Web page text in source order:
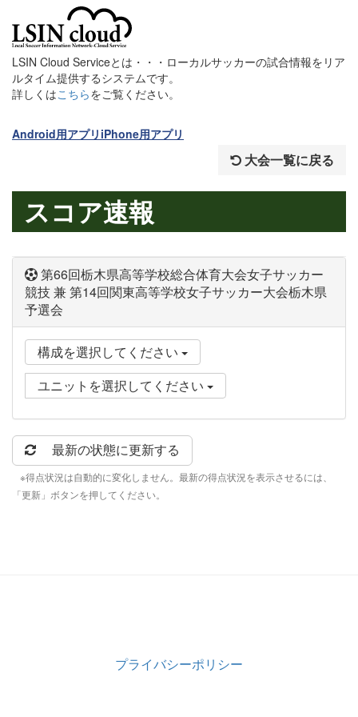
LSIN Cloud Serviceとは・・・ローカルサッカーの試合情報をリア
ルタイム提供するシステムです。
詳しくはこちらをご覧ください。
Android用アプリ iPhone用アプリ
大会一覧に戻る
スコア速報
第66回栃木県高等学校総合体育大会女子サッカー
競技 兼 第14回関東高等学校女子サッカー大会栃木県
予選会
構成を選択してください
ユニットを選択してください
最新の状態に更新する
※得点状況は自動的に変化しません。最新の得点状況を表示させるには、
「更新」ボタンを押してください。
プライバシーポリシー